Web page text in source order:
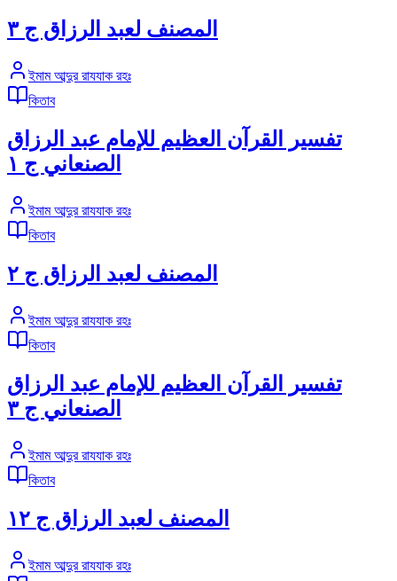
المصنف لعبد الرزاق ج ٣
ইমাম আব্দুর রাযযাক রহঃ
কিতাব
تفسير القرآن العظيم للإمام عبد الرزاق
الصنعاني ج ١
ইমাম আব্দুর রাযযাক রহঃ
কিতাব
المصنف لعبد الرزاق ج ٢
ইমাম আব্দুর রাযযাক রহঃ
কিতাব
تفسير القرآن العظيم للإمام عبد الرزاق
الصنعاني ج ٣
ইমাম আব্দুর রাযযাক রহঃ
কিতাব
المصنف لعبد الرزاق ج ١٢
ইমাম আব্দুর রাযযাক রহঃ